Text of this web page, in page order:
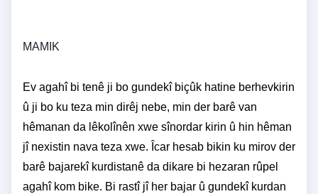
MAMIK
Ev agahî bi tenê ji bo gundekî biçûk hatine berhevkirin
û ji bo ku teza min dirêj nebe, min der barê van
hêmanan da lêkolînên xwe sînordar kirin û hin hêman
jî nexistin nava teza xwe. Îcar hesab bikin ku mirov der
barê bajarekî kurdistanê da dikare bi hezaran rûpel
agahî kom bike. Bi rastî jî her bajar û gundekî kurdan